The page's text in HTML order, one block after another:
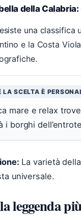
della
una classifica
e la Costa
LA SCELTA È
mare e relax
i borghi
La varietà
universale.
leggenda